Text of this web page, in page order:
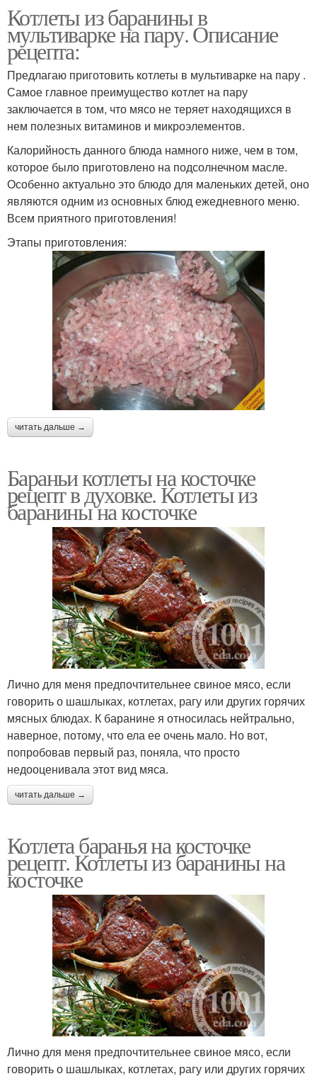
Котлеты из баранины в
мультиварке на пару. Описание
рецепта:
Предлагаю приготовить котлеты в мультиварке на пару .
Самое главное преимущество котлет на пару
заключается в том, что мясо не теряет находящихся в
нем полезных витаминов и микроэлементов.
Калорийность данного блюда намного ниже, чем в том,
которое было приготовлено на подсолнечном масле.
Особенно актуально это блюдо для маленьких детей, оно
являются одним из основных блюд ежедневного меню.
Всем приятного приготовления!
Этапы приготовления:
читать дальше →
Бараньи котлеты на косточке
рецепт в духовке. Котлеты из
баранины на косточке
Лично для меня предпочтительнее свиное мясо, если
говорить о шашлыках, котлетах, рагу или других горячих
мясных блюдах. К баранине я относилась нейтрально,
наверное, потому, что ела ее очень мало. Но вот,
попробовав первый раз, поняла, что просто
недооценивала этот вид мяса.
читать дальше →
Котлета баранья на косточке
рецепт. Котлеты из баранины на
косточке
Лично для меня предпочтительнее свиное мясо, если
говорить о шашлыках, котлетах, рагу или других горячих